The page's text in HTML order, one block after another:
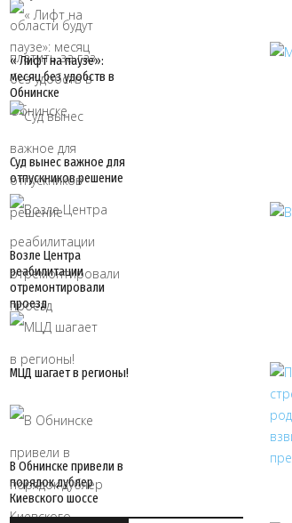
« Лифт на паузе»:
месяц без удобств в
Обнинске
Суд вынес важное для
отпускников решение
Возле Центра
реабилитации
отремонтировали
проезд
МЦД шагает в регионы!
В Обнинске привели в
порядок дублер
Киевского шоссе